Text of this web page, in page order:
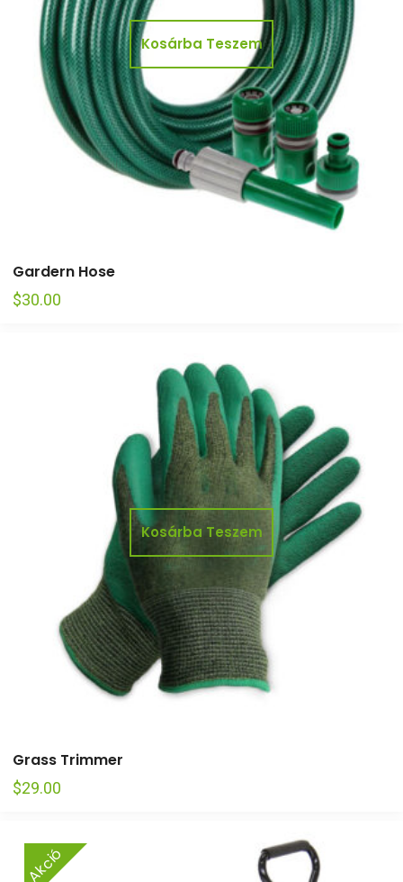
Kosárba Teszem
Gardern Hose
$30.00
Kosárba Teszem
Grass Trimmer
$29.00
Akció